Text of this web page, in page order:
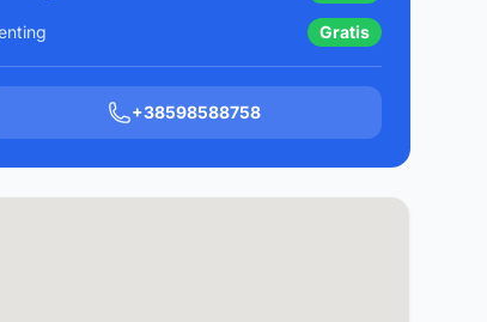
Gratis
+38598588758